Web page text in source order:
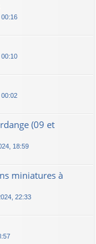
(09 et
18:59
miniatures à
22:33